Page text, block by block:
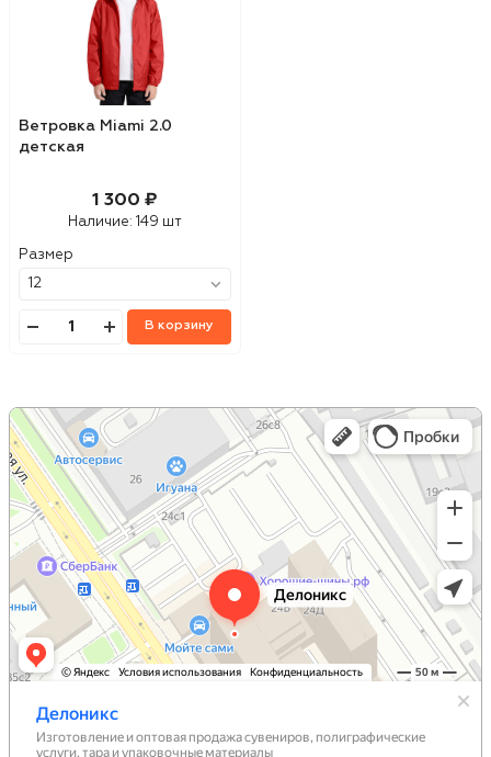
Ветровка Miami 2.0
детская
1 300 ₽
Наличие: 149 шт
Размер
В корзину